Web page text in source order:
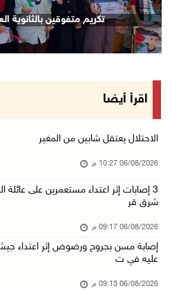
الاحتلال يوسع حملات الدهم
06/آب/2026 08:06 م
الرئيس المصري وملك البحرين
الاحتلال يخطر بإزالة أشجار زيتون
رابطة العالم الإسلامي تدين تواصل
06/آب/2026 07:36 م
06/آب/2026 07:34 م
الاحتلال يدمّر بيت الزوجية قبل ساعات
06/آب/2026 07:27 م
إصابتان بالرصاص والاعتداء خلال
تكريم متفوقين بالثانوية
اقرأ أيضا
الاحتلال يعتقل شابين من المغير
06/08/2026 10:27 م
‏3 إصابات إثر اعتداء مستعمرين على عائلة
شرق قر
06/08/2026 09:17 م
إصابة مسن بجروح ورضوض إثر اعتداء
عليه في ت
06/08/2026 09:13 م